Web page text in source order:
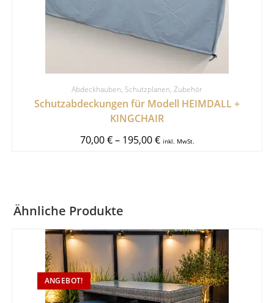
Abdeckhauben, Schutzplanen, Zubehör
Schutzabdeckungen für Modell HEIMDALL +
KINGCHAIR
70,00€ – 195,00€ inkl. MwSt.
Ähnliche Produkte
ANGEBOT!